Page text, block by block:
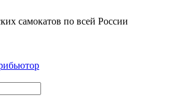
самокатов по всей России